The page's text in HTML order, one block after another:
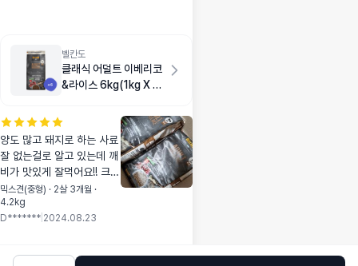
벨칸도
클래식 어덜트 이베리코
&라이스 6kg(1kg X 6
양도 많고 돼지로 하는 사료
잘 없는걸로 알고 있는데 깨
비가 맛있게 잘먹어요!! 크기
는 매우커요 근데 아그작하
면서 맛있게 먹네요ㅎㅎ
믹스견(중형) · 2살 3개월 ·
4.2kg
D******* 2024.08.23